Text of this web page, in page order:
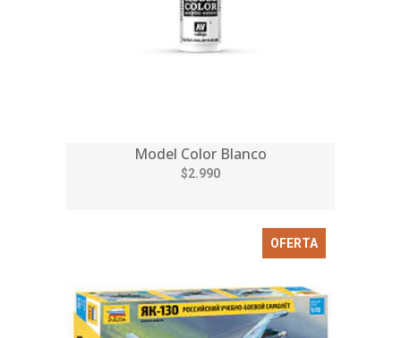
Model Color Blanco
$2.990
OFERTA